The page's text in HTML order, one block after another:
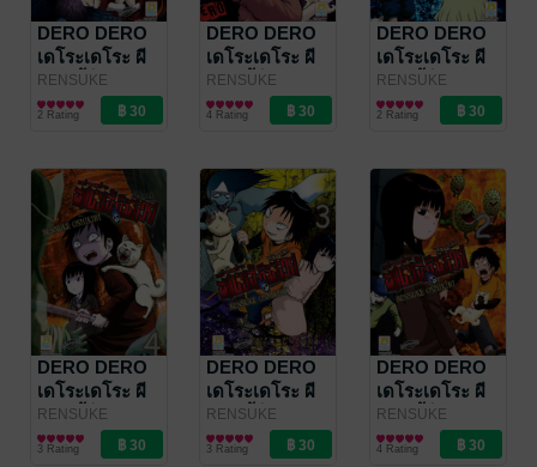
DERO DERO
เดโระเดโระ ผี
แบบนี้ก็มีด้วย 7
RENSUKE
OSHIKIRI /
Bongkoch
การ์ตูนทั่วไป
2 Rating
DERO DERO
เดโระเดโระ ผี
แบบนี้ก็มีด้วย 6
RENSUKE
OSHIKIRI /
Bongkoch
การ์ตูนทั่วไป
4 Rating
DERO DERO
เดโระเดโระ ผี
แบบนี้ก็มีด้วย 5
RENSUKE
OSHIKIRI /
Bongkoch
การ์ตูนทั่วไป
2 Rating
DERO DERO
เดโระเดโระ ผี
แบบนี้ก็มีด้วย 4
RENSUKE
OSHIKIRI /
Bongkoch
การ์ตูนทั่วไป
3 Rating
DERO DERO
เดโระเดโระ ผี
แบบนี้ก็มีด้วย 3
RENSUKE
OSHIKIRI /
Bongkoch
การ์ตูนทั่วไป
3 Rating
DERO DERO
เดโระเดโระ ผี
แบบนี้ก็มีด้วย 2
RENSUKE
OSHIKIRI /
Bongkoch
การ์ตูนทั่วไป
4 Rating